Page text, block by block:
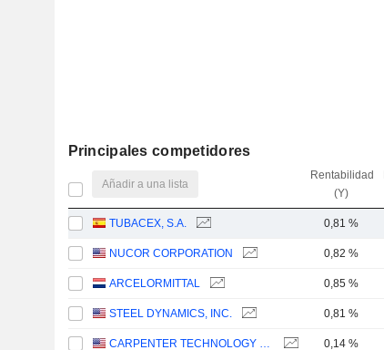
Principales competidores
Añadir a una lista
Rentabilidad
(Y)
TUBACEX, S.A. 0,81 %
NUCOR CORPORATION 0,82 %
ARCELORMITTAL 0,85 %
STEEL DYNAMICS, INC. 0,81 %
CARPENTER TECHNOLOGY CORPORATION 0,14 %